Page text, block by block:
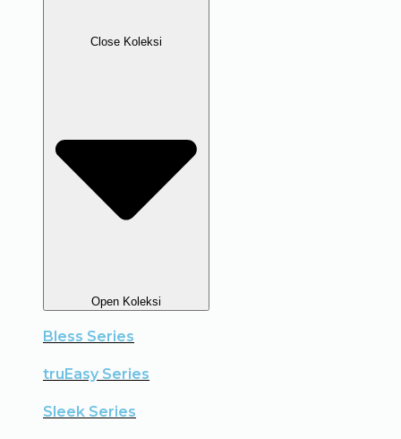
Close Koleksi
Open Koleksi
Bless Series
truEasy Series
Sleek Series